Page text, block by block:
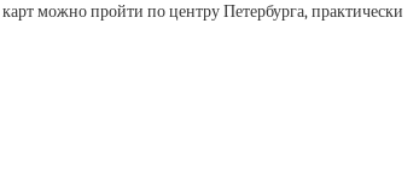
можно пройти по центру Петербурга, практически